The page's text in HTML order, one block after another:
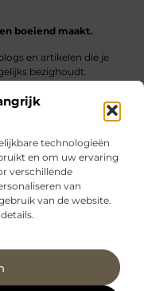
technologieën
en om uw ervaring
verschillende
van
van de website.
Ga Naar
boeiend maakt.
en artikelen die je
bezighoudt.